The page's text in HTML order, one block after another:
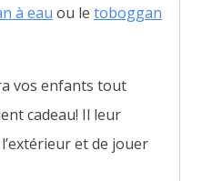
à eau ou le toboggan
vos enfants tout
cadeau! Il leur
et de jouer